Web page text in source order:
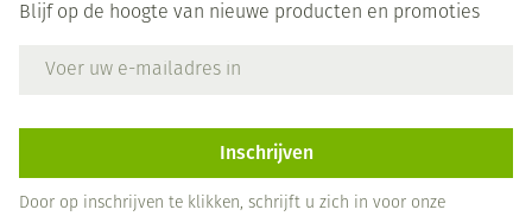
Blijf op de hoogte van nieuwe producten en promoties
Inschrijven
Door op inschrijven te klikken, schrijft u zich in voor onze